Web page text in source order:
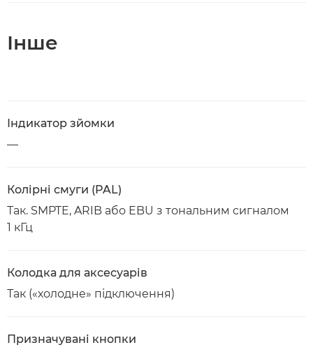
Інше
Індикатор зйомки
—
Колірні смуги (PAL)
Так. SMPTE, ARIB або EBU з тональним сигналом
1 кГц
Колодка для аксесуарів
Так («холодне» підключення)
Призначувані кнопки